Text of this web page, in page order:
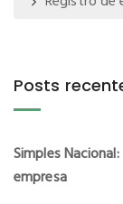
Posts
Simples
empresa